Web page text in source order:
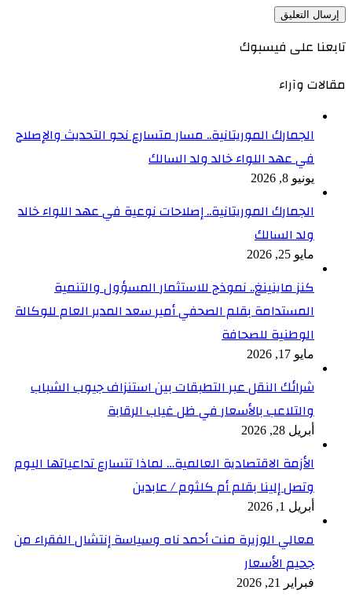
تابعنا على فيسبوك
مقالات وآراء
الجمارك الموريتانية.. مسار متسارع نحو التحديث والإصلاح
في عهد اللواء خالد ولد السالك
يونيو 8, 2026
الجمارك الموريتانية.. إصلاحات نوعية في عهد اللواء خالد
ولد السالك
مايو 25, 2026
كنز ماينينغ.. نموذج للاستثمار المسؤول والتنمية
المستدامة بقلم الصحفي أمير سعد المدير العام للوكالة
الوطنية للصحافة
مايو 17, 2026
شرائك النقل عبر التطبقات بين استنزاف جيوب الشباب
والتلاعب بالأسعار في ظل غياب الرقابة
أبريل 28, 2026
الأزمة الاقتصادية العالمية… لماذا تتسارع تداعياتها اليوم
وتصل إلينا بقلم أم كلثوم / عابدين
أبريل 1, 2026
معالي الوزيرة منت أحمد ناه وسياسة إنتشال الفقراء من
جحيم الأسعار
فبراير 21, 2026